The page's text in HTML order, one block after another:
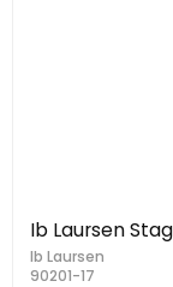
Ib Laursen
Ib Laursen
90201-17